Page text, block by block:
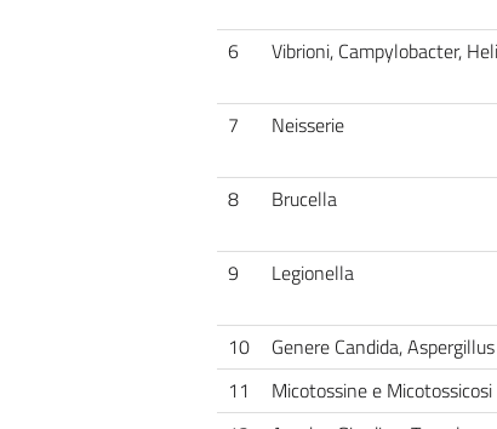
6
Vibrioni, Campylobacter,
7
Neisserie
8
Brucella
9
Legionella
10
Genere Candida,
11
Micotossine e Micotossicosi